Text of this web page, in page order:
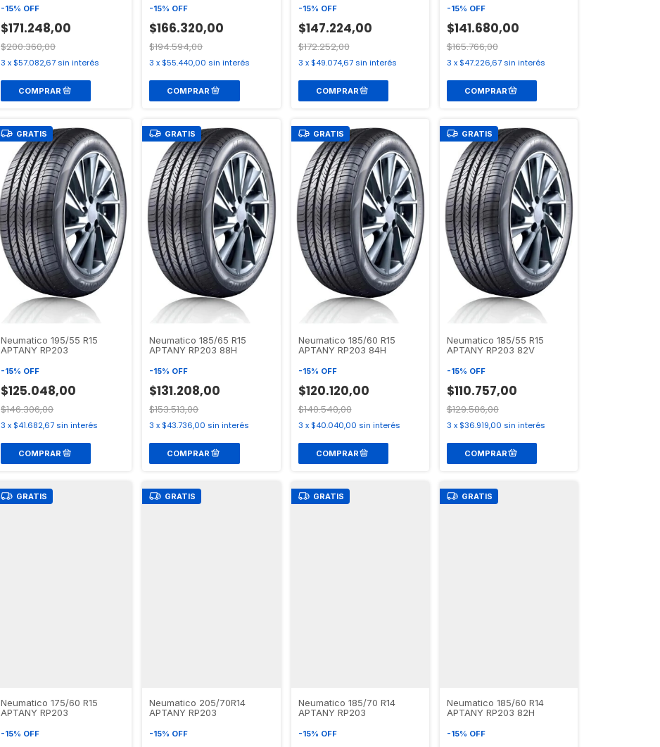
-15% OFF
$171.248,00
$200.360,00
3 x $57.082,67 sin interés
-15% OFF
$166.320,00
$194.594,00
3 x $55.440,00 sin interés
-15% OFF
$147.224,00
$172.252,00
3 x $49.074,67 sin interés
-15% OFF
$141.680,00
$165.766,00
3 x $47.226,67 sin interés
GRATIS
Neumatico 195/55 R15
APTANY RP203
-15% OFF
$125.048,00
$146.306,00
3 x $41.682,67 sin interés
GRATIS
Neumatico 185/65 R15
APTANY RP203 88H
-15% OFF
$131.208,00
$153.513,00
3 x $43.736,00 sin interés
GRATIS
Neumatico 185/60 R15
APTANY RP203 84H
-15% OFF
$120.120,00
$140.540,00
3 x $40.040,00 sin interés
GRATIS
Neumatico 185/55 R15
APTANY RP203 82V
-15% OFF
$110.757,00
$129.586,00
3 x $36.919,00 sin interés
GRATIS
Neumatico 175/60 R15
APTANY RP203
-15% OFF
GRATIS
Neumatico 205/70R14
APTANY RP203
-15% OFF
GRATIS
Neumatico 185/70 R14
APTANY RP203
-15% OFF
GRATIS
Neumatico 185/60 R14
APTANY RP203 82H
-15% OFF